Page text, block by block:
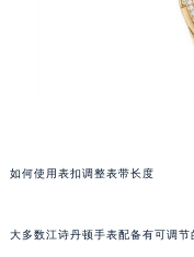
如何使用表扣调整表带长度
大多数江诗丹顿手表配备有可调